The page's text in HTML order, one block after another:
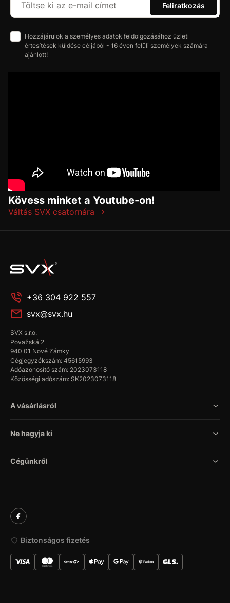
Feliratkozás
Hozzájárulok a személyes adatok feldolgozásához üzleti
értesítések küldése céljából - 16 éven felüli személyek számára
ajánlott!
Kövess minket a Youtube-on!
Váltás SVX csatornára
+36 304 922 557
svx@svx.hu
SVX s.r.o.
Považská 2
940 01 Nové Zámky
Cégjegyzékszám: 45615993
Adóazonosító szám: 2023073118
Közösségi adószám: SK2023073118
A vásárlásról
Ne hagyja ki
Cégünkről
Biztonságos fizetés